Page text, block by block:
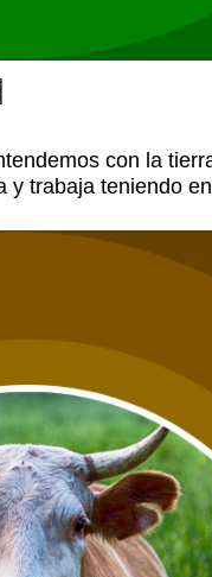
con la
y trabaja teniendo